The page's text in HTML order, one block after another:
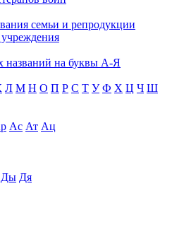
семьи и репродукции
названий на буквы А-Я
Л М Н О П Р С Т У Ф Х Ц Ч Ш
Ас Ат Ац
Ды Дя